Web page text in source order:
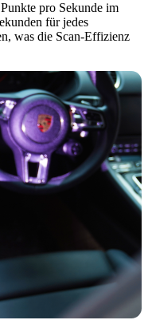
pro Sekunde im
für jedes
was die Scan-Effizienz